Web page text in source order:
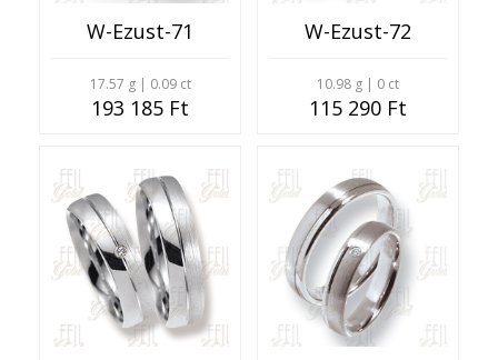
W-Ezust-71
17.57 g | 0.09 ct
193 185 Ft
W-Ezust-72
10.98 g | 0 ct
115 290 Ft